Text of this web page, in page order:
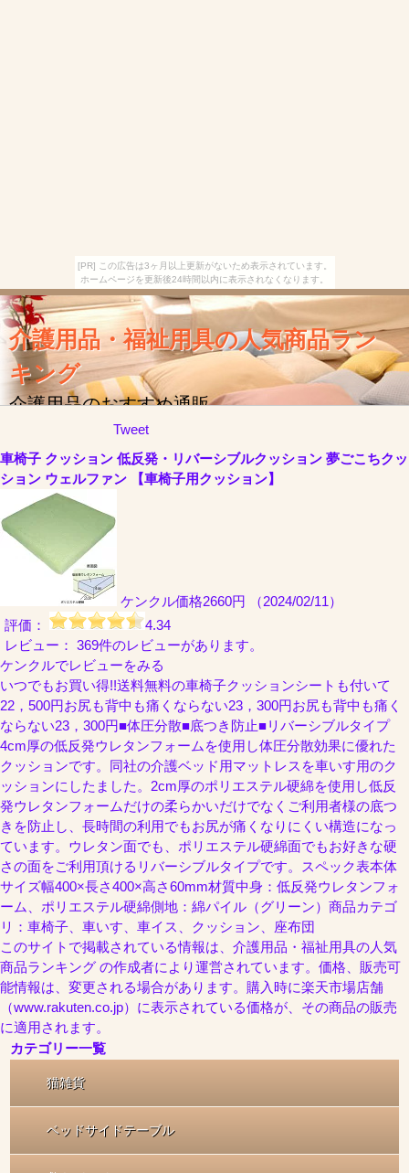
[PR] この広告は3ヶ月以上更新がないため表示されています。
ホームページを更新後24時間以内に表示されなくなります。
介護用品・福祉用具の人気商品ラン
キング
介護用品のおすすめ通販
Tweet
車椅子 クッション 低反発・リバーシブルクッション 夢ごこちクッ
ション ウェルファン 【車椅子用クッション】
ケンクル価格2660円 （2024/02/11）
評価：
4.34
レビュー： 369件のレビューがあります。
ケンクルでレビューをみる
いつでもお買い得!!送料無料の車椅子クッションシートも付いて
22，500円お尻も背中も痛くならない23，300円お尻も背中も痛く
ならない23，300円■体圧分散■底つき防止■リバーシブルタイプ
4cm厚の低反発ウレタンフォームを使用し体圧分散効果に優れた
クッションです。同社の介護ベッド用マットレスを車いす用のク
ッションにしたました。2cm厚のポリエステル硬綿を使用し低反
発ウレタンフォームだけの柔らかいだけでなくご利用者様の底つ
きを防止し、長時間の利用でもお尻が痛くなりにくい構造になっ
ています。ウレタン面でも、ポリエステル硬綿面でもお好きな硬
さの面をご利用頂けるリバーシブルタイプです。スペック表本体
サイズ幅400×長さ400×高さ60mm材質中身：低反発ウレタンフォ
ーム、ポリエステル硬綿側地：綿パイル（グリーン）商品カテゴ
リ：車椅子、車いす、車イス、クッション、座布団
このサイトで掲載されている情報は、介護用品・福祉用具の人気
商品ランキング の作成者により運営されています。価格、販売可
能情報は、変更される場合があります。購入時に楽天市場店舗
（www.rakuten.co.jp）に表示されている価格が、その商品の販売
に適用されます。
カテゴリー一覧
猫雑貨
ベッドサイドテーブル